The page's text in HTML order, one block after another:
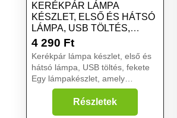
KERÉKPÁR LÁMPA
KÉSZLET, ELSŐ ÉS HÁTSÓ
LÁMPA, USB TÖLTÉS,
FEKETE
4 290 Ft
Kerékpár lámpa készlet, első és
hátsó lámpa, USB töltés, fekete
Egy lámpakészlet, amely
gondoskodik az Ön biztonságáról
egy kerékpártúrán.
Összeszerelésre kész, nincs
Részletek